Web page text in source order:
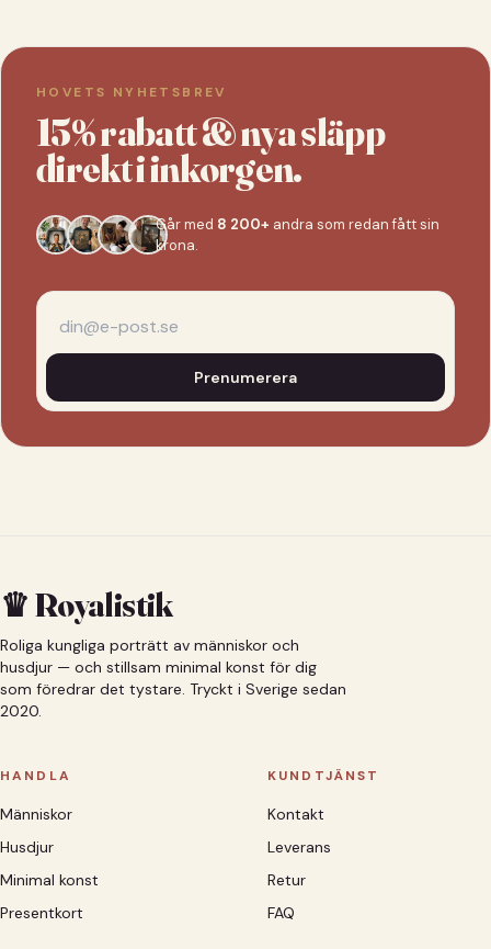
HOVETS NYHETSBREV
15% rabatt & nya släpp
direkt i inkorgen.
Går med 8 200+ andra som redan fått sin
krona.
Prenumerera
♛ Royalistik
Roliga kungliga porträtt av människor och
husdjur — och stillsam minimal konst för dig
som föredrar det tystare. Tryckt i Sverige sedan
2020.
HANDLA
Människor
Husdjur
Minimal konst
Presentkort
KUNDTJÄNST
Kontakt
Leverans
Retur
FAQ